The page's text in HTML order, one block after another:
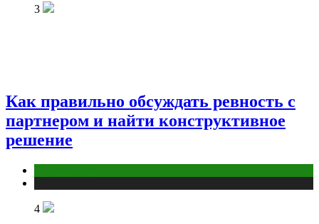
3
Как правильно обсуждать ревность с
партнером и найти конструктивное
решение
4